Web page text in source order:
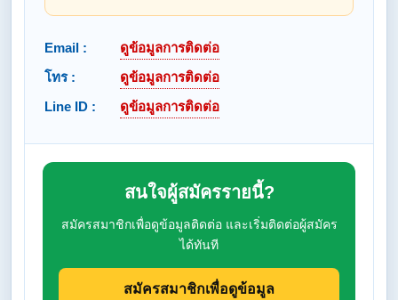
Email :
ดูข้อมูลการติดต่อ
โทร :
ดูข้อมูลการติดต่อ
Line ID :
ดูข้อมูลการติดต่อ
สนใจผู้สมัครรายนี้?
สมัครสมาชิกเพื่อดูข้อมูลติดต่อ และเริ่มติดต่อผู้สมัคร
ได้ทันที
สมัครสมาชิกเพื่อดูข้อมูล